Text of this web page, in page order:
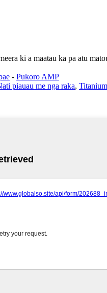
ki a maatau ka pa atu
- Pukoro AMP
piauau me nga raka,